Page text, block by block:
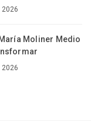
Moliner Medio